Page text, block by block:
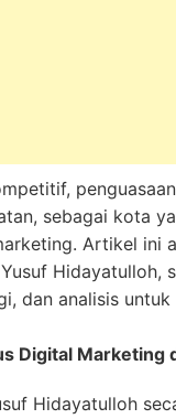
sebagai kota
Artikel ini
Hidayatulloh,
dan analisis
Digital Marketing
Hidayatulloh